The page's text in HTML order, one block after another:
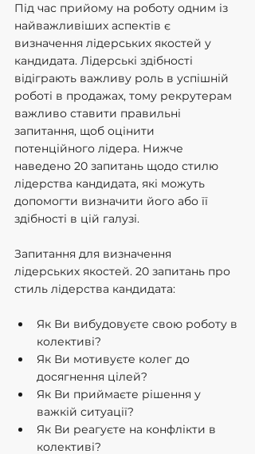
Під час прийому на роботу одним із
найважливіших аспектів є
визначення лідерських якостей у
кандидата. Лідерські здібності
відіграють важливу роль в успішній
роботі в продажах, тому рекрутерам
важливо ставити правильні
запитання, щоб оцінити
потенційного лідера. Нижче
наведено 20 запитань щодо стилю
лідерства кандидата, які можуть
допомогти визначити його або її
здібності в цій галузі.
Запитання для визначення
лідерських якостей. 20 запитань про
стиль лідерства кандидата:
Як Ви вибудовуєте свою роботу в
колективі?
Як Ви мотивуєте колег до
досягнення цілей?
Як Ви приймаєте рішення у
важкій ситуації?
Як Ви реагуєте на конфлікти в
колективі?